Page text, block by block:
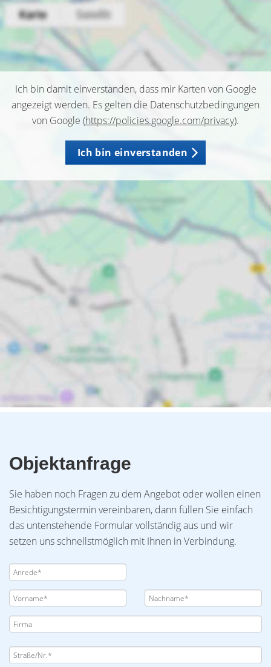
Ich bin damit einverstanden, dass mir Karten von Google
angezeigt werden. Es gelten die Datenschutzbedingungen
von Google (https://policies.google.com/privacy).
Ich bin einverstanden
Objektanfrage
Sie haben noch Fragen zu dem Angebot oder wollen einen
Besichtigungstermin vereinbaren, dann füllen Sie einfach
das untenstehende Formular vollständig aus und wir
setzen uns schnellstmöglich mit Ihnen in Verbindung.